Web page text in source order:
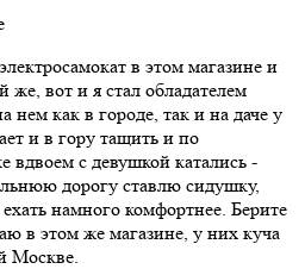
в этом магазине и
же, вот и я стал обладателем
как в городе, так и на даче у
и в гору тащить и по
с девушкой катались -
дорогу ставлю сидушку,
намного комфортнее. Берите
в этом же магазине, у них куча
Москве.